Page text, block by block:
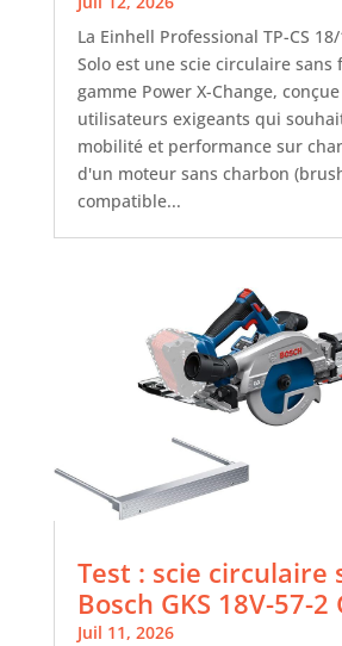
La Einhell Professional TP-CS 18/
Solo est une scie circulaire sans
gamme Power X-Change,
utilisateurs exigeants qui
mobilité et performance sur
d'un moteur sans charbon
compatible...
Test : scie circulaire
Bosch GKS 18V-57-2
Juil 11, 2026